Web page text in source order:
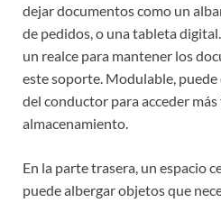
dejar documentos como un
de pedidos, o una tableta
un realce para mantener los
este soporte. Modulable, puede
del conductor para acceder
almacenamiento.
En la parte trasera, un espacio
puede albergar objetos que